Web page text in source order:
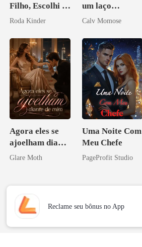
Filho, Escolhi o
Don
Roda Kinder
um laço
rompido
Calv Momose
Agora eles se
ajoelham diante
de mim
Glare Moth
Uma Noite Com
Meu Chefe
PageProfit Studio
Reclame seu bônus no App